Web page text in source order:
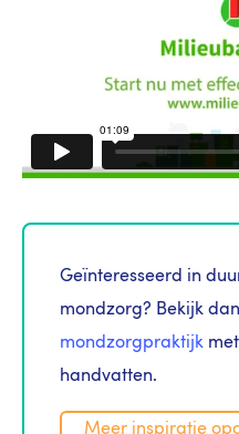
Geïnteresseerd in
mondzorg? Bekijk
mondzorgpraktijk
handvatten.
Meer inspiratie